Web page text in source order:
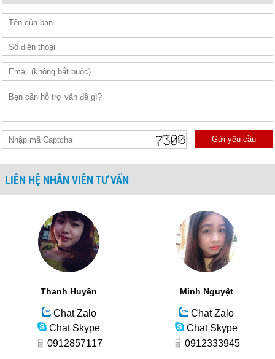
Gửi yêu cầu
LIÊN HỆ NHÂN VIÊN TƯ VẤN
Thanh Huyền
Chat Zalo
Chat Skype
0912857117
Minh Nguyệt
Chat Zalo
Chat Skype
0912333945